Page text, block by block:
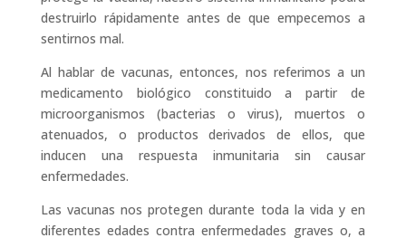
destruirlo rápidamente antes de que empecemos a
sentirnos mal.
Al hablar de vacunas, entonces, nos referimos a un
medicamento biológico constituido a partir de
microorganismos (bacterias o virus), muertos o
atenuados, o productos derivados de ellos, que
inducen una respuesta inmunitaria sin causar
enfermedades.
Las vacunas nos protegen durante toda la vida y en
diferentes edades contra enfermedades graves o, a